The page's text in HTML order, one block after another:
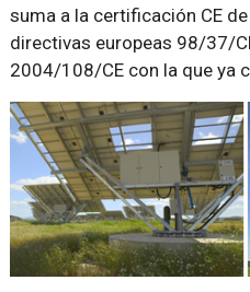
suma a la certificación CE
directivas europeas 98/37/
2004/108/CE con la que ya